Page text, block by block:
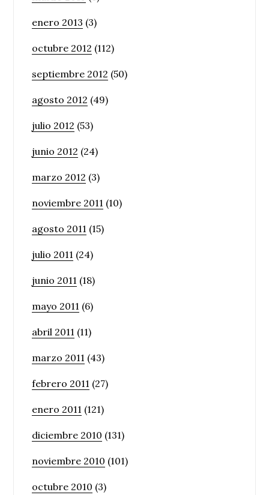
enero 2013 (3)
octubre 2012 (112)
septiembre 2012 (50)
agosto 2012 (49)
julio 2012 (53)
junio 2012 (24)
marzo 2012 (3)
noviembre 2011 (10)
agosto 2011 (15)
julio 2011 (24)
junio 2011 (18)
mayo 2011 (6)
abril 2011 (11)
marzo 2011 (43)
febrero 2011 (27)
enero 2011 (121)
diciembre 2010 (131)
noviembre 2010 (101)
octubre 2010 (3)